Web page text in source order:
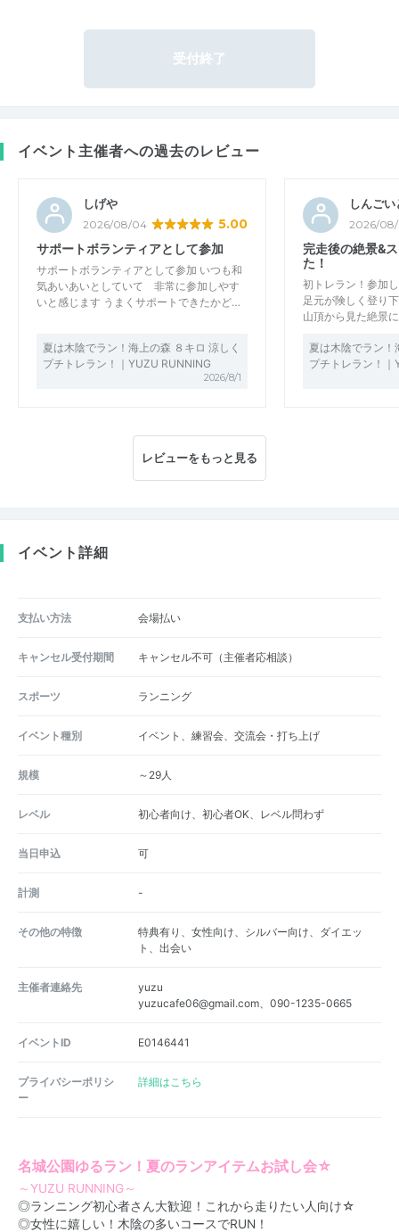
受付終了
イベント主催者への過去のレビュー
しげや
2026/08/04 5.00
サポートボランティアとして参加
サポートボランティアとして参加 いつも和
気あいあいとしていて 非常に参加しやす
いと感じます うまくサポートできたかど…
夏は木陰でラン！海上の森 ８キロ 涼しく
プチトレラン！｜YUZU RUNNING
2026/8/1
しんごい
2026/
完走後の絶景&
た！
初トレラン！参加
足元が険しく登り
山頂から見た絶景
夏は木陰でラン！
プチトレラン！
レビューをもっと見る
イベント詳細
支払い方法 会場払い
キャンセル受付期間 キャンセル不可（主催者応相談）
スポーツ ランニング
イベント種別 イベント、練習会、交流会・打ち上げ
規模 ～29人
レベル 初心者向け、初心者OK、レベル問わず
当日申込 可
計測 -
その他の特徴
特典有り、女性向け、シルバー向け、ダイエッ
ト、出会い
主催者連絡先
yuzu
yuzucafe06@gmail.com、090-1235-0665
イベントID E0146441
プライバシーポリシ
ー
詳細はこちら
名城公園ゆるラン！夏のランアイテムお試し会☆
～YUZU RUNNING～
◎ランニング初心者さん大歓迎！これから走りたい人向け☆
◎女性に嬉しい！木陰の多いコースでRUN！